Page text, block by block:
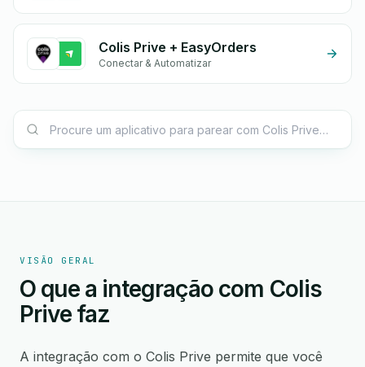
Colis Prive + EasyOrders
Conectar & Automatizar
VISÃO GERAL
O que a integração com Colis
Prive faz
A integração com o Colis Prive permite que você